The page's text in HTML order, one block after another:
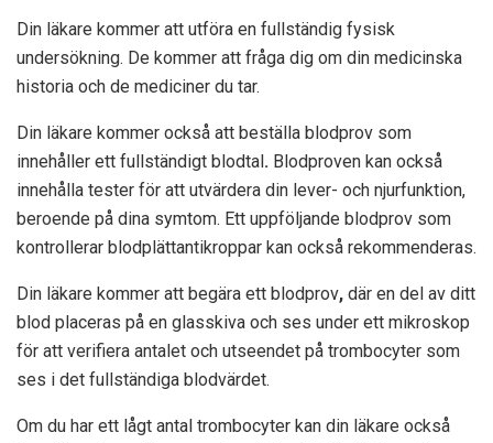
Din läkare kommer att utföra en fullständig fysisk
undersökning. De kommer att fråga dig om din medicinska
historia och de mediciner du tar.
Din läkare kommer också att beställa blodprov som
innehåller ett fullständigt blodtal . Blodproven kan också
innehålla tester för att utvärdera din lever- och njurfunktion,
beroende på dina symtom. Ett uppföljande blodprov som
kontrollerar blodplättantikroppar kan också rekommenderas.
Din läkare kommer att begära ett blodprov, där en del av ditt
blod placeras på en glasskiva och ses under ett mikroskop
för att verifiera antalet och utseendet på trombocyter som
ses i det fullständiga blodvärdet.
Om du har ett lågt antal trombocyter kan din läkare också